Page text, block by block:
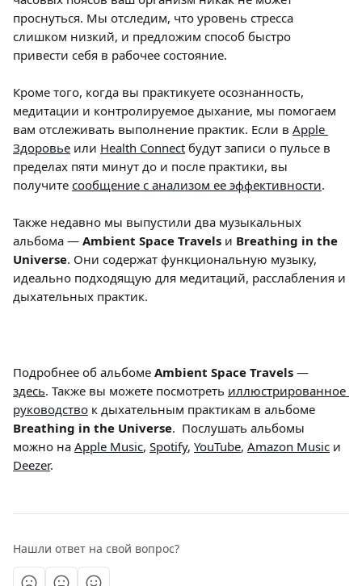
проснуться. Мы отследим, что уровень стресса
слишком низкий, и предложим способ быстро
привести себя в рабочее состояние.
Кроме того, когда вы практикуете осознанность,
медитации и контролируемое дыхание, мы помогаем
вам отслеживать выполнение практик. Если в Apple
Здоровье или Health Connect будут записи о пульсе в
пределах пяти минут до и после практики, вы
получите сообщение с анализом ее эффективности.
Также недавно мы выпустили два музыкальных
альбома — Ambient Space Travels и Breathing in the
Universe. Они содержат функциональную музыку,
идеально подходящую для медитаций, расслабления и
дыхательных практик.
Подробнее об альбоме Ambient Space Travels —
здесь. Также вы можете посмотреть иллюстрированное
руководство к дыхательным практикам в альбоме
Breathing in the Universe.  Послушать альбомы
можно на Apple Music, Spotify, YouTube, Amazon Music и
Deezer.
Нашли ответ на свой вопрос?